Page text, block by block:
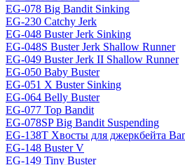
EG-078 Big Bandit Sinking
EG-230 Catchy Jerk
EG-048 Buster Jerk Sinking
EG-048S Buster Jerk Shallow Runner
EG-049 Buster Jerk II Shallow Runner
EG-050 Baby Buster
EG-051 X Buster Sinking
EG-064 Belly Buster
EG-077 Top Bandit
EG-078SP Big Bandit Suspending
EG-138T Хвосты для джеркбейта
EG-148 Buster V
EG-149 Tiny Buster